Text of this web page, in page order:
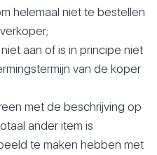
helemaal niet te bestellen
aan of is in principe niet
van de koper
met de beschrijving op
ander item is
te maken hebben met